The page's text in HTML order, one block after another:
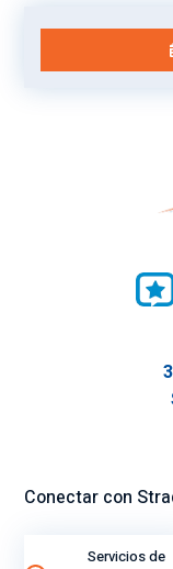
Conectar con
Servicios de